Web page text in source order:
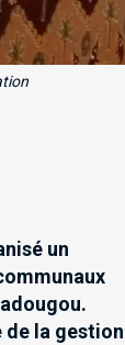
un
ux
la gestion